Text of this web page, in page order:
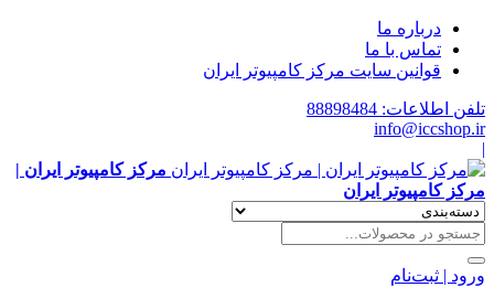
درباره ما
تماس با ما
قوانین سایت مرکز کامپیوتر ایران
تلفن اطلاعات: 88898484
info@iccshop.ir
|
مرکز کامپیوتر ایران |
مرکز کامپیوتر ایران
ورود | ثبت‌نام